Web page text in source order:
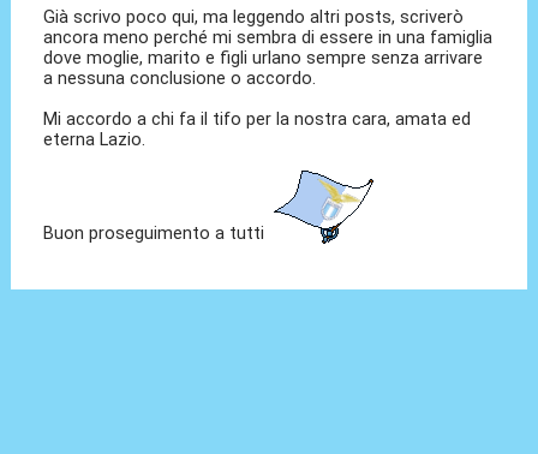
Già scrivo poco qui, ma leggendo altri posts, scriverò
ancora meno perché mi sembra di essere in una famiglia
dove moglie, marito e figli urlano sempre senza arrivare
a nessuna conclusione o accordo.
Mi accordo a chi fa il tifo per la nostra cara, amata ed
eterna Lazio.
Buon proseguimento a tutti